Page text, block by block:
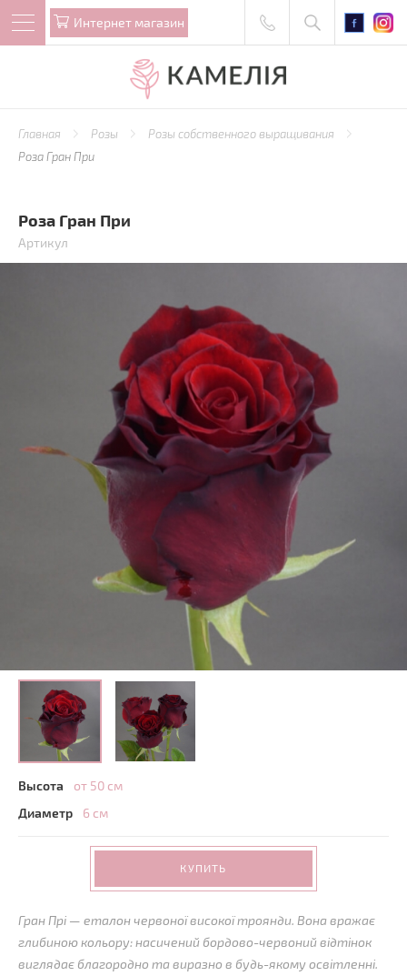
Интернет магазин
Главная Розы
Розы собственного выращивания
Роза Гран При
Роза Гран При
Артикул
Высота
от 50 см
Диаметр
6 см
КУПИТЬ
Гран Прі — еталон червоної високої троянди. Вона вражає
глибиною кольору: насичений бордово-червоний відтінок
виглядає благородно та виразно в будь-якому освітленні.